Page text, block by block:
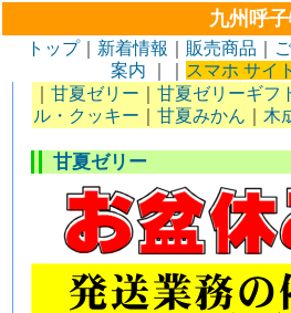
九州呼
トップ｜ 新着情報 販売商品
案内
スマホ サイト
甘夏ゼリー 甘夏ゼリーギフ
ル・クッキー
甘夏みかん 木
甘夏ゼリー